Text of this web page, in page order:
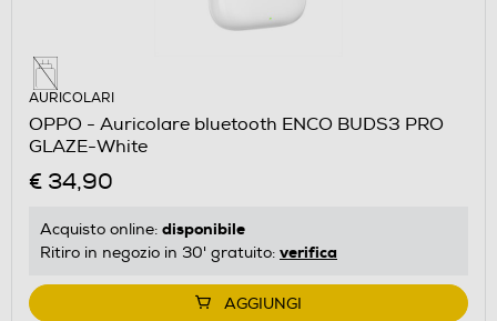
AURICOLARI
OPPO - Auricolare bluetooth ENCO BUDS3 PRO
GLAZE-White
€ 34,90
Acquisto online: disponibile
Ritiro in negozio in 30' gratuito: verifica
AGGIUNGI